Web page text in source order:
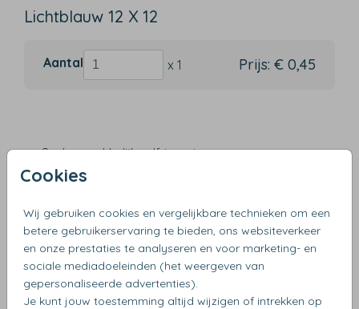
Cookies
Wij gebruiken cookies en vergelijkbare technieken om een
betere gebruikerservaring te bieden, ons websiteverkeer
en onze prestaties te analyseren en voor marketing- en
sociale mediadoeleinden (het weergeven van
gepersonaliseerde advertenties).
Je kunt jouw toestemming altijd wijzigen of intrekken op
Lichtblauw 12 X 12
Aantal x 1 Prijs: € 0,45
Snel en makkelijk zelf te ontwerpen
Verzending binnen 3 werkdagen
lichtblauw 12 x 12